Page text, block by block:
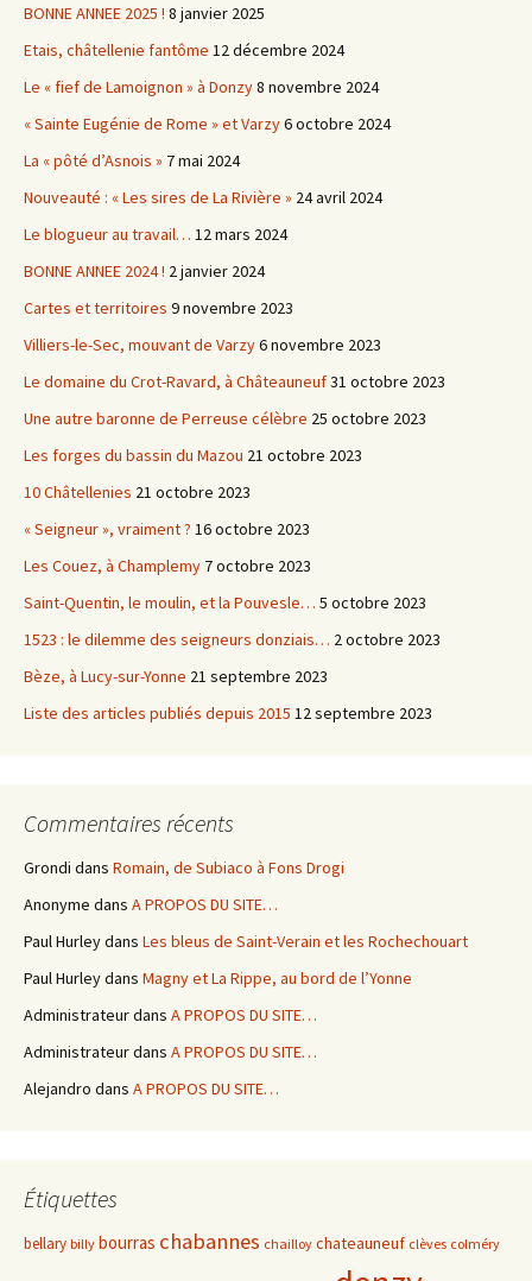
BONNE ANNEE 2025 ! 8 janvier 2025
Etais, châtellenie fantôme 12 décembre 2024
Le « fief de Lamoignon » à Donzy8 novembre 2024
« Sainte Eugénie de Rome » et Varzy6 octobre 2024
La « pôté d’Asnois » 7 mai 2024
Nouveauté : « Les sires de La Rivière » 24 avril 2024
Le blogueur au travail… 12 mars 2024
BONNE ANNEE 2024 ! 2 janvier 2024
Cartes et territoires 9 novembre 2023
Villiers-le-Sec, mouvant de Varzy6 novembre 2023
Le domaine du Crot-Ravard, à Châteauneuf31 octobre 2023
Une autre baronne de Perreuse célèbre 25 octobre 2023
Les forges du bassin du Mazou 21 octobre 2023
10 Châtellenies 21 octobre 2023
« Seigneur », vraiment ? 16 octobre 2023
Les Couez, à Champlemy 7 octobre 2023
Saint-Quentin, le moulin, et la Pouvesle… 5 octobre 2023
1523 : le dilemme des seigneurs donziais… 2 octobre 2023
Bèze, à Lucy-sur-Yonne 21 septembre 2023
Liste des articles publiés depuis 2015 12 septembre 2023
Commentaires récents
Grondi dans Romain, de Subiaco à Fons Drogi
Anonyme dans A PROPOS DU SITE…
Paul Hurleydans Les bleus de Saint-Verain et les Rochechouart
Paul Hurleydans Magny et La Rippe, au bord de l’Yonne
Administrateurdans A PROPOS DU SITE…
Administrateurdans A PROPOS DU SITE…
Alejandro dans A PROPOS DU SITE…
Étiquettes
bellary billy bourras chabannes chailloy chateauneuf clèves colméry